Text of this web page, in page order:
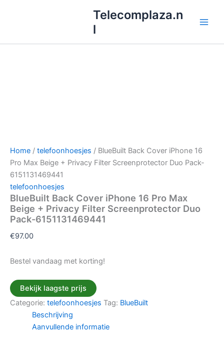
inhoud
Telecomplaza.n
l
Home / telefoonhoesjes / BlueBuilt Back Cover iPhone 16
Pro Max Beige + Privacy Filter Screenprotector Duo Pack-
6151131469441
telefoonhoesjes
BlueBuilt Back Cover iPhone 16 Pro Max
Beige + Privacy Filter Screenprotector Duo
Pack-6151131469441
€97.00
Bestel vandaag met korting!
Bekijk laagste prijs
Categorie: telefoonhoesjes Tag: BlueBuilt
Beschrijving
Aanvullende informatie